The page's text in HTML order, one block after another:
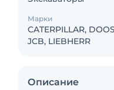
Марки
CATERPILLAR,
JCB, LIEBHERR
Описание